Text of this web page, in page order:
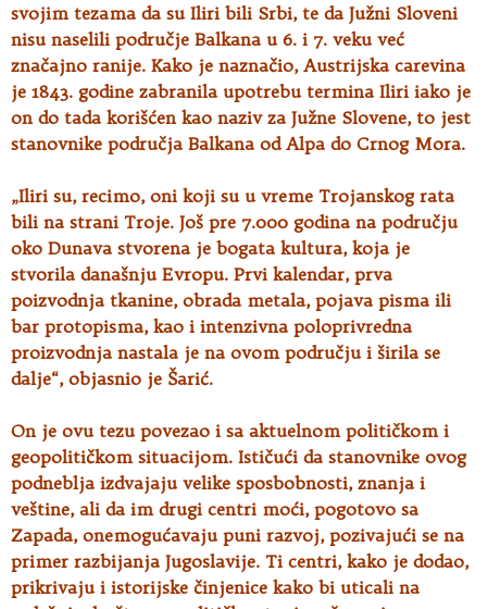
svojim tezama da su Iliri bili Srbi, te da Južni Sloveni
nisu naselili područje Balkana u 6. i 7. veku već
značajno ranije. Kako je naznačio, Austrijska carevina
je 1843. godine zabranila upotrebu termina Iliri iako je
on do tada korišćen kao naziv za Južne Slovene, to jest
stanovnike područja Balkana od Alpa do Crnog Mora.
„Iliri su, recimo, oni koji su u vreme Trojanskog rata
bili na strani Troje. Još pre 7.000 godina na području
oko Dunava stvorena je bogata kultura, koja je
stvorila današnju Evropu. Prvi kalendar, prva
poizvodnja tkanine, obrada metala, pojava pisma ili
bar protopisma, kao i intenzivna poloprivredna
proizvodnja nastala je na ovom području i širila se
dalje“, objasnio je Šarić.
On je ovu tezu povezao i sa aktuelnom političkom i
geopolitičkom situacijom. Ističući da stanovnike ovog
podneblja izdvajaju velike sposbobnosti, znanja i
veštine, ali da im drugi centri moći, pogotovo sa
Zapada, onemogućavaju puni razvoj, pozivajući se na
primer razbijanja Jugoslavije. Ti centri, kako je dodao,
prikrivaju i istorijske činjenice kako bi uticali na